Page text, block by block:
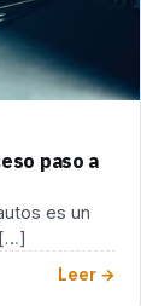
paso a
es un
Leer →